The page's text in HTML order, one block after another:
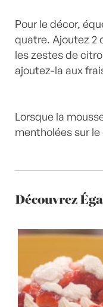
Pour le décor,
quatre. Ajoutez 2
les zestes de
ajoutez-la aux
Lorsque la
mentholées sur
Découvrez